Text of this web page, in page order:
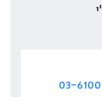
03-